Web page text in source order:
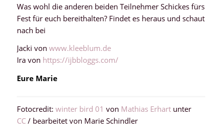
Was wohl die anderen beiden Teilnehmer Schickes fürs
Fest für euch bereithalten? Findet es heraus und schaut
nach bei
Jacki von www.kleeblum.de
Ira von https://ijbbloggs.com/
Eure Marie
Fotocredit: winter bird 01 von Mathias Erhartunter
CC/ bearbeitet von Marie Schindler